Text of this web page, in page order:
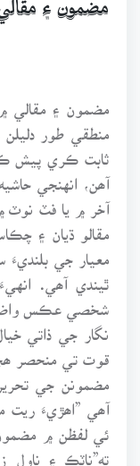
مضمون ۽
مضمون ۽ مقالي
منطقي طور
ثابت ڪري پيش
آھن، انهنجي
آخر ۾ يا فٽ نوٽ ۾
مقالو ڌيان ۽
معيار جي
ٿيندي آھي.
شخصي عڪس واضح
نگار جي ذاتي
قوت تي منحصر
مضمونن جي
آھي ”اھڙيءَ ريت
ئي لفظن ۾
ته”ناٽڪ ۽ ناول